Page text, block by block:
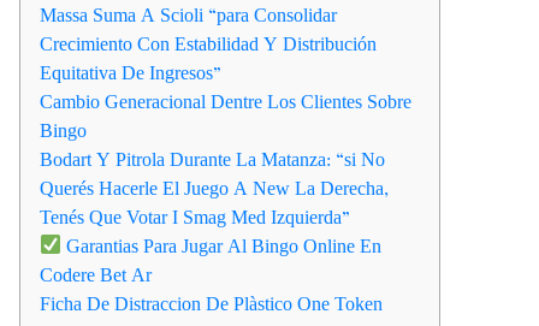
Massa Suma A Scioli “para Consolidar
Crecimiento Con Estabilidad Y Distribución
Equitativa De Ingresos”
Cambio Generacional Dentre Los Clientes Sobre
Bingo
Bodart Y Pitrola Durante La Matanza: “si No
Querés Hacerle El Juego A New La Derecha,
Tenés Que Votar I Smag Med Izquierda”
Garantias Para Jugar Al Bingo Online En
Codere Bet Ar
Ficha De Distraccion De Plàstico One Token